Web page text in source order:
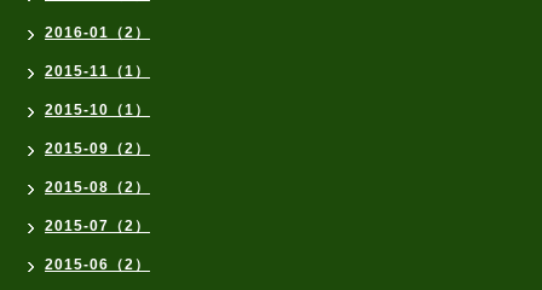
2016-01（2）
2015-11（1）
2015-10（1）
2015-09（2）
2015-08（2）
2015-07（2）
2015-06（2）